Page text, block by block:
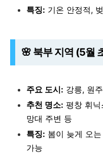
특징: 기온 안정적,
🌸 북부 지역 (5월
주요 도시: 강릉, 원
추천 명소: 평창 휘
망대 주변 등
특징: 봄이 늦게 오
가능